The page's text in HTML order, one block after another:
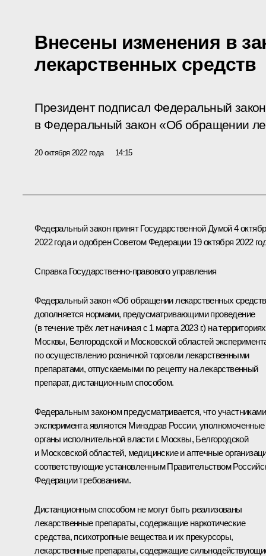
Внесены изменения в
лекарственных средств
Президент подписал Федеральный
в Федеральный закон «Об обращении
20 октября 2022 года 14:15
Федеральный закон принят Государственной Думой 4
2022 года и одобрен Советом Федерации 19 октября 2022
Справка Государственно-правового управления
Федеральный закон «Об обращении лекарственных
дополняется нормами, предусматривающими проведение
(в течение трёх лет начиная с 1 марта 2023 г.) на территориях
Москвы, Белгородской и Московской областей
по осуществлению розничной торговли лекарственными
препаратами, отпускаемыми по рецепту на лекарственный
препарат, дистанционным способом.
Федеральным законом предусматривается, что участниками
эксперимента являются Минздрав России, уполномоченные
органы исполнительной власти г. Москвы, Белгородской
и Московской областей, медицинские и аптечные
соответствующие установленным Правительством
Федерации требованиям.
Дистанционным способом не могут быть реализованы
лекарственные препараты, содержащие наркотические
средства, психотропные вещества и их прекурсоры,
лекарственные препараты, содержащие